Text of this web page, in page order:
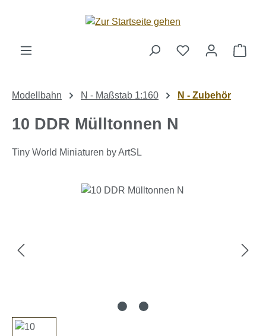
Zum Hauptinhalt springen
Modellbahn N - Maßstab 1:160 N - Zubehör
10 DDR Mülltonnen N
Tiny World Miniaturen by ArtSL
Bildergalerie überspringen